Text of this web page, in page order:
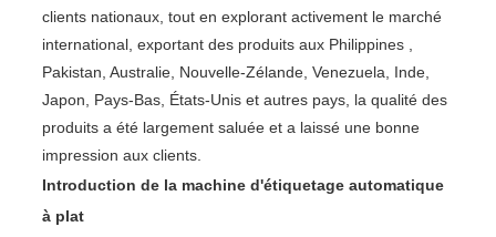
clients nationaux, tout en explorant activement le marché
international, exportant des produits aux Philippines ,
Pakistan, Australie, Nouvelle-Zélande, Venezuela, Inde,
Japon, Pays-Bas, États-Unis et autres pays, la qualité des
produits a été largement saluée et a laissé une bonne
impression aux clients.
Introduction de la machine d'étiquetage automatique
à plat